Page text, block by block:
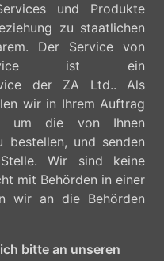
und Produkte
zu staatlichen
Der Service von
ist ein
der ZA Ltd.. Als
wir in Ihrem Auftrag
um die von Ihnen
bestellen, und senden
Wir sind keine
mit Behörden in einer
wir an die Behörden
bitte an unseren